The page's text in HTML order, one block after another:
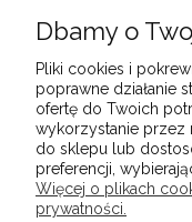
77,39 zł
Dbamy o
Pliki cookies i
poprawne działanie
ofertę do Twoich
wykorzystanie przez
do sklepu lub
preferencji,
Więcej o plikach
prywatności.